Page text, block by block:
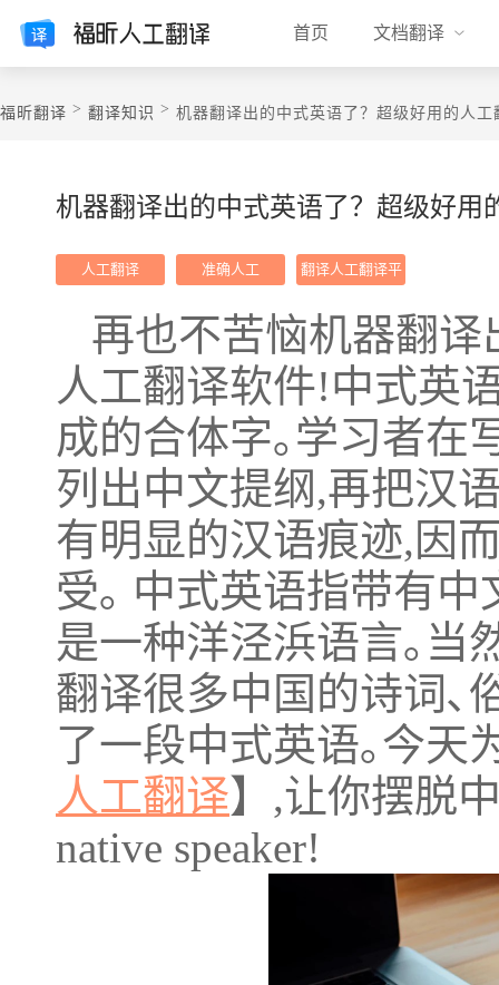
首页 文档翻译
福昕翻译 > 翻译知识 > 机器翻译出的中式英语了？超级好用的人
机器翻译出的中式英语了？超级好用
人工翻译 准确人工
翻译人工翻译平
再也不苦恼机器翻
人工翻译软件!中式英
成的合体字｡学习者在
列出中文提纲,再把汉
有明显的汉语痕迹,因
受｡ 中式英语指带有
是一种洋泾浜语言｡当
翻译很多中国的诗词､
了一段中式英语｡今天
人工翻译】,让你摆脱
native speaker!